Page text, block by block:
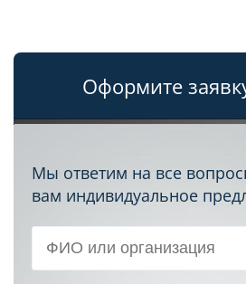
Оформите
Мы ответим на все
вам индивидуальное